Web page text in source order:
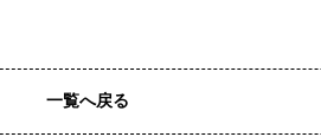
一覧へ戻る